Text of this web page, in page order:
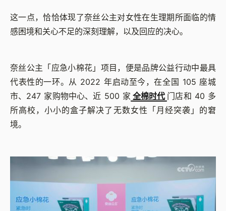
这一点，恰恰体现了奈丝公主对女性在生理期所面临的情
感困境和关心不足的深刻理解，以及回应的决心。
奈丝公主「应急小棉花」项目，便是品牌公益行动中最具
代表性的一环。从 2022 年启动至今，在全国 105 座城
市、247 家购物中心、近 500 家 全棉时代 门店和 40 多
所高校，小小的盒子解决了无数女性「月经突袭」的窘
境。